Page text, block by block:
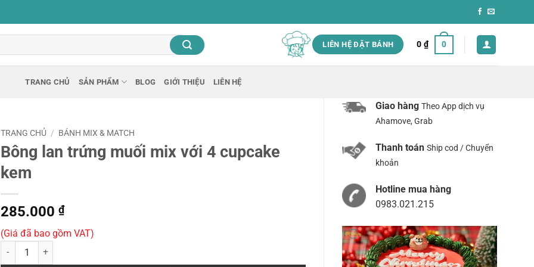
LIÊN HỆ ĐẶT BÁNH 0 ₫ 0
TRANG CHỦ SẢN PHẨM BLOG GIỚI THIỆU LIÊN HỆ
Giao hàng Theo App dịch vụ
Ahamove, Grab
Thanh toán Ship cod / Chuyển
khoản
Hotline mua hàng
0983.021.215
TRANG CHỦ / BÁNH MIX & MATCH
Bông lan trứng muối mix với 4 cupcake
kem
285.000₫
(Giá đã bao gồm VAT)
Bông lan trứng muối mix với 4 cupcake kem số lượng